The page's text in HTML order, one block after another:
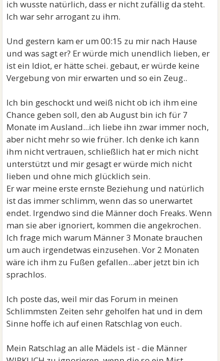
ich wusste natürlich, dass er nicht zufällig da steht.
Ich war sehr arrogant zu ihm.
Und gestern kam er um 00:15 zu mir nach Hause
und was sagt er? Er würde mich unendlich lieben, er
ist ein Idiot, er hätte schei. gebaut, er würde keine
Vergebung von mir erwarten und so ein Zeug..
Ich bin geschockt und weiß nicht ob ich ihm eine
Chance geben soll, den ab August bin ich für 7
Monate im Ausland...ich liebe ihn zwar immer noch,
aber nicht mehr so wie früher. Ich denke ich kann
ihm nicht vertrauen, schließlich hat er mich nicht
unterstützt und mir gesagt er würde mich nicht
lieben und ohne mich glücklich sein.
Er war meine erste ernste Beziehung und natürlich
ist das immer schlimm, wenn das so unerwartet
endet. Irgendwo sind die Männer doch Freaks. Wenn
man sie aber ignoriert, kommen die angekrochen.
Ich frage mich warum Männer 3 Monate brauchen
um auch irgendetwas einzusehen. Vor 2 Monaten
wäre ich ihm zu Fußen gefallen...aber jetzt bin ich
sprachlos.
Ich poste das, weil mir das Forum in meinen
Schlimmsten Zeiten sehr geholfen hat und in dem
Sinne hoffe ich auf einen Ratschlag von euch.
Mein Ratschlag an alle Mädels ist - die Männer